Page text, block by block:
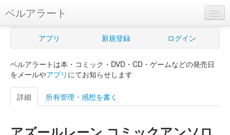
ベルアラート
ベルアラートとは
新規登録
ログイン
アプリ 新規登録 ログイン
ベルアラートは本・コミック・DVD・CD・ゲームなどの発売日
をメールやアプリ にてお知らせします
詳細 所有管理・感想を書く